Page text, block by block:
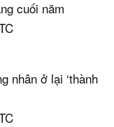
cuối năm
nhân ở lại ‘thành